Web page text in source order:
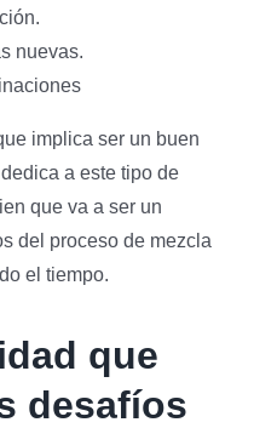
nuevas.
implica ser un buen
a este tipo de
que va a ser un
del proceso de mezcla
el tiempo.
que
desafíos